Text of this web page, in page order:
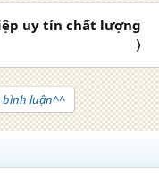
uy tín chất lượng
〉
bình luận^^